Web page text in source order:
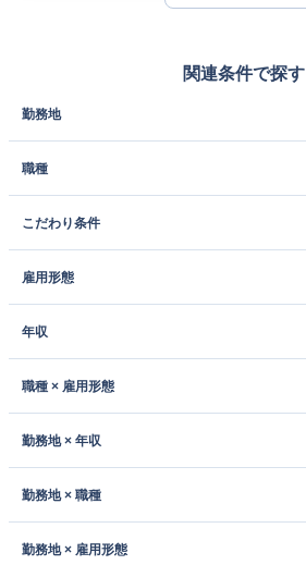
関連条件で探す
勤務地
職種
こだわり条件
雇用形態
年収
職種 × 雇用形態
勤務地 × 年収
勤務地 × 職種
勤務地 × 雇用形態